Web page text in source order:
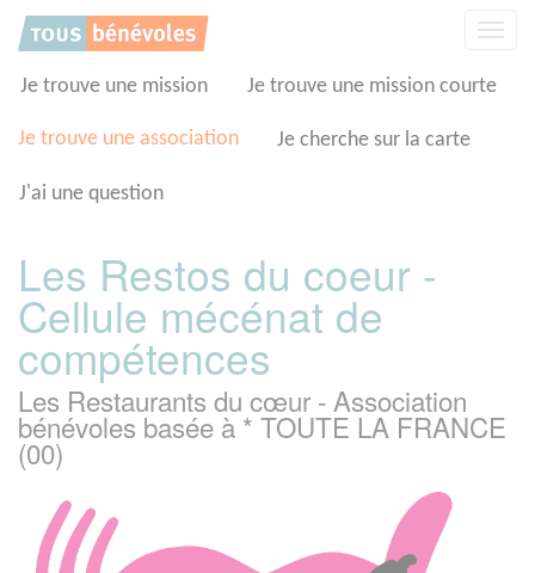
Je trouve une mission Je trouve une mission courte
Je trouve une association Je cherche sur la carte
J'ai une question
Les Restos du coeur -
Cellule mécénat de
compétences
Les Restaurants du cœur - Association
bénévoles basée à * TOUTE LA FRANCE
(00)
Panneau de gestion des cookies